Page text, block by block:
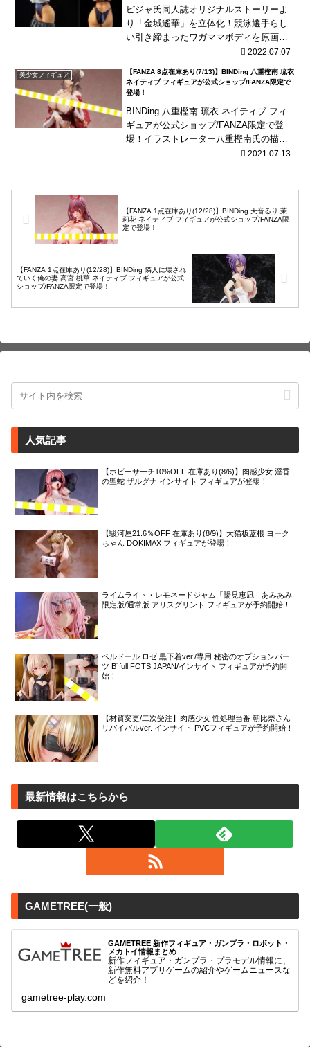
ピジャ氏同人誌オリジナルストーリーよ
り「金城遙華」を立体化！競泳選手らし
い引き締まったワガママボディを原画そ
のままに再現！「たくし上げver」「水着
楽しみい...
2022.07.07
美少女フィギュア
【FANZA 8点在庫あり(7/13)】BINDing 八重樫南 琉衣
ネイティブ フィギュアが公式ショップ/FANZA限定で
登場！
BINDing 八重樫南 琉衣 ネイティブ フィ
ギュアが公式ショップ/FANZA限定で登
場！イラストレーター八重樫南氏の描き
下しオリジナルイラスト「琉衣」が立体
2021.07.13
【FANZA 1点在庫あり(12/28)】BINDing 天音るり 茉
莉花 ネイティブ フィギュアが公式ショップ/FANZA限
定で登場！
【FANZA 1点在庫あり(12/28)】BINDing 隣人に壊され
ていく俺の妻 高宮 桃華 ネイティブ フィギュアが公式
ショップ/FANZA限定で登場！
人気記事
【ホビーサーチ10%OFF 在庫あり(8/6)】肉感少女 淫香
の聖蛇 ザルグナ インサイト フィギュアが登場！
【駿河屋21.6％OFF 在庫あり(8/9)】大猫板蓝根 ヨーク
ちゃん DOKIMAX フィギュアが登場！
ライムライト・レモネードジャム「陽見恵凪」あみあみ
限定版/通常版 アリスグリント フィギュアが予約開始！
ベルドール ロゼ 黒下着ver./専用 秘密のオプションパー
ツ B´full FOTS JAPAN/インサイト フィギュアが予約開
始！
【材質変更/二次受注】肉感少女 性処理当番 朝比奈さん
リバイバルver. インサイト PVCフィギュアが予約開始！
最新情報はこちらから
GAMETREE(一般)
GAMETREE 新作フィギュア・ガンプラ・ロボット・
メカトイ情報まとめ
新作フィギュア・ガンプラ・プラモデル情報に、
新作無料アプリゲームの紹介やゲームニュースな
どを紹介！
gametree-play.com